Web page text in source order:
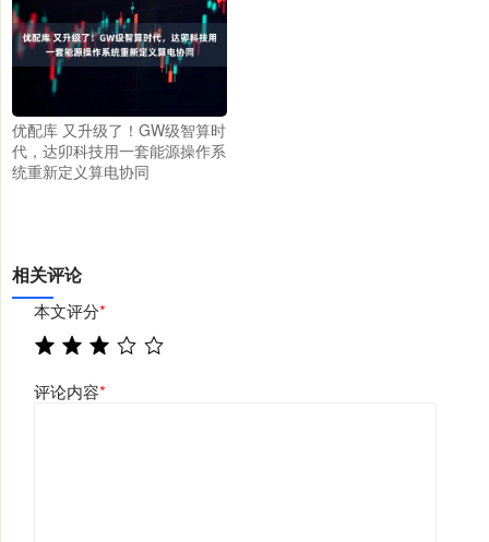
优配库 又升级了！GW级智算时
代，达卯科技用一套能源操作系
统重新定义算电协同
相关评论
本文评分*
评论内容*